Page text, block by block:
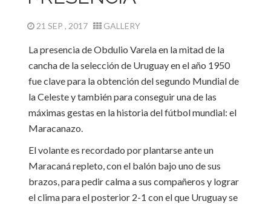
21 SEP , 2017 GALLERY
La presencia de Obdulio Varela en la mitad de la
cancha de la selección de Uruguay en el año 1950
fue clave para la obtención del segundo Mundial de
la Celeste y también para conseguir una de las
máximas gestas en la historia del fútbol mundial: el
Maracanazo.
El volante es recordado por plantarse ante un
Maracaná repleto, con el balón bajo uno de sus
brazos, para pedir calma a sus compañeros y lograr
el clima para el posterior 2-1 con el que Uruguay se